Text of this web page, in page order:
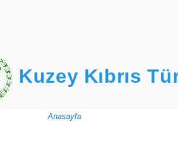
Kuzey Kıbrıs
Sayfa
yolu
Anasayfa